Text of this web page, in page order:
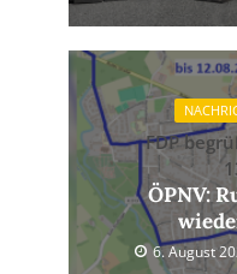
FDP
ÖPNV:
6. August